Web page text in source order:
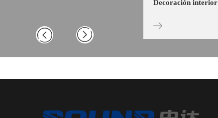
Decoración interior